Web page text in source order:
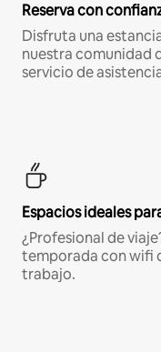
Reserva con
Disfruta una
nuestra comunidad
servicio de
Espacios ideales
¿Profesional de
temporada con wifi
trabajo.